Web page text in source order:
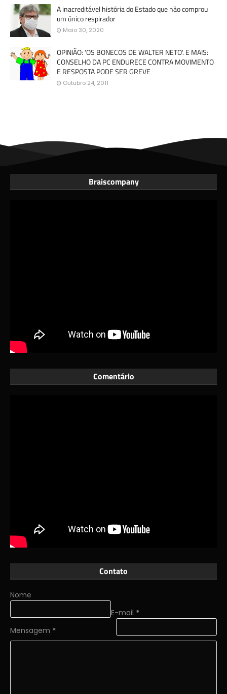
A inacreditável história do Estado que não comprou
um único respirador
Maio 30, 2020
OPINIÃO: 'OS BONECOS DE WALTER NETO'. E MAIS:
CONSELHO DA PC ENDURECE CONTRA MOVIMENTO
E RESPOSTA PODE SER GREVE
Outubro 24, 2011
Braiscompany
Comentário
Contato
Nome
E-mail *
Mensagem *